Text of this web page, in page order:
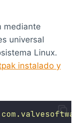
mediante
universal
Linux.
instalado y